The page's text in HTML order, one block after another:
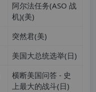
阿尔法任务(ASO 战
机)(美)
突然君(美)
美国大总统选举(日)
横断美国问答 - 史
上最大的战斗(日)